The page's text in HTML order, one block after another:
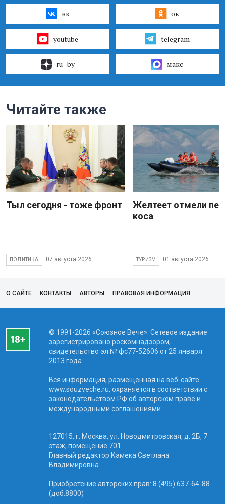
вк ок
youtube telegram
ru–by макс
Читайте также
Тыл сегодня - тоже фронт
ПОЛИТИКА 07 августа 2026
Желтеет отмели
коса
ТУРИЗМ 01 августа 2026
О САЙТЕ КОНТАКТЫ АВТОРЫ ПРАВОВАЯ ИНФОРМАЦИЯ
© 1991-2026 «Союзное Вече». Сетевое издание
зарегистрировано роскомнадзором,
свидетельство эл № фc77-52606 от 25 января
2013 года.
Вся информация, размещенная на веб-сайте
www.souzveche.ru, охраняется в соответствии с
законодательством РФ об авторском праве и
международными соглашениями.
127015, г. Москва, ул. Новодмитровская, д. 2Б, 7
этаж, помещение 701
Главный редактор Камека Светлана
Владимировна
Приобретение авторских прав: 8 (495) 637-64-88
(доб.8800)